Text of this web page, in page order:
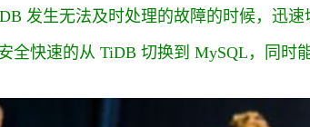
发生无法及时处理的故障的时候，迅
全快速的从 TiDB 切换到 MySQL，同时